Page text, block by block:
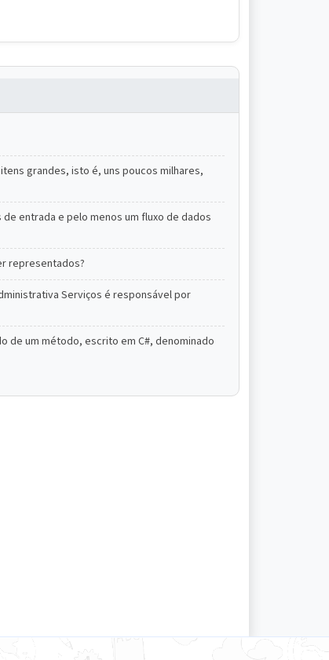
grandes, isto é, uns poucos milhares,
entrada e pelo menos um fluxo de dados
representados?
Serviços é responsável por
de um método, escrito em C#, denominado